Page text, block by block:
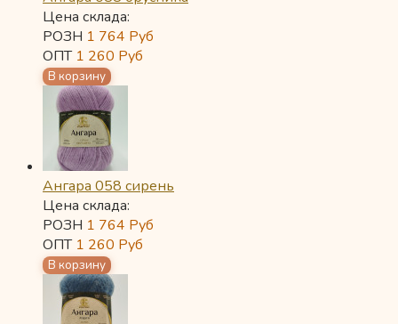
Цена склада:
РОЗН 1 764 Руб
ОПТ 1 260 Руб
Ангара 058 сирень
Цена склада:
РОЗН 1 764 Руб
ОПТ 1 260 Руб